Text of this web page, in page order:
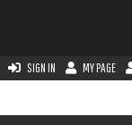
SIGN IN MY PAGE